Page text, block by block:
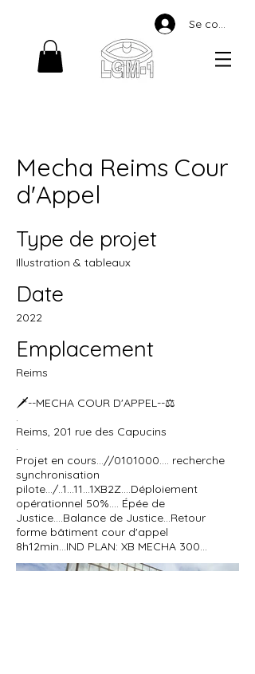
Se connecter
Mecha Reims Cour
d'Appel
Type de projet
Illustration & tableaux
Date
2022
Emplacement
Reims
🗡️--MECHA COUR D'APPEL--⚖️
.
Reims, 201 rue des Capucins
.
Projet en cours...//0101000.... recherche
synchronisation
pilote.../..1...11...1XB2Z....Déploiement
opérationnel 50%.... Épée de
Justice....Balance de Justice...Retour
forme bâtiment cour d'appel
8h12min...IND PLAN: XB MECHA 300...